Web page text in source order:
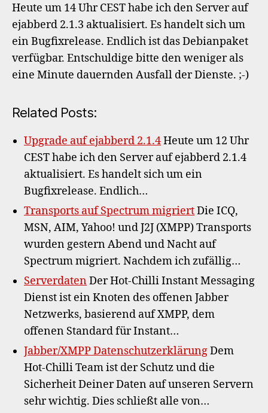
Heute um 14 Uhr CEST habe ich den Server auf
ejabberd 2.1.3 aktualisiert. Es handelt sich um
ein Bugfixrelease. Endlich ist das Debianpaket
verfügbar. Entschuldige bitte den weniger als
eine Minute dauernden Ausfall der Dienste. ;-)
Related Posts:
Upgrade auf ejabberd 2.1.4Heute um 12 Uhr
CEST habe ich den Server auf ejabberd 2.1.4
aktualisiert. Es handelt sich um ein
Bugfixrelease. Endlich…
Transports auf Spectrum migriertDie ICQ,
MSN, AIM, Yahoo! und J2J (XMPP) Transports
wurden gestern Abend und Nacht auf
Spectrum migriert. Nachdem ich zufällig…
ServerdatenDer Hot-Chilli Instant Messaging
Dienst ist ein Knoten des offenen Jabber
Netzwerks, basierend auf XMPP, dem
offenen Standard für Instant…
Jabber/XMPP DatenschutzerklärungDem
Hot-Chilli Team ist der Schutz und die
Sicherheit Deiner Daten auf unseren Servern
sehr wichtig. Dies schließt alle von…